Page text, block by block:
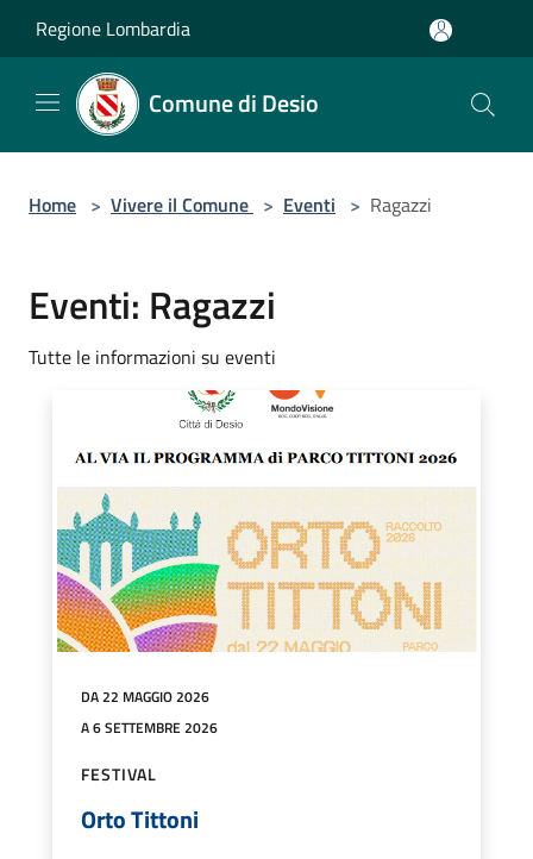
Regione Lombardia
Comune di Desio
Home > Vivere il Comune > Eventi > Ragazzi
Eventi: Ragazzi
Tutte le informazioni su eventi
DA 22 MAGGIO 2026
A 6 SETTEMBRE 2026
FESTIVAL
Orto Tittoni